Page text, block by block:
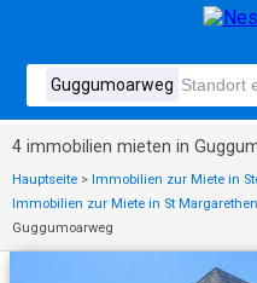
4 immobilien mieten in
Hauptseite > Immobilien zur Miete in
Immobilien zur Miete in St
Guggumoarweg